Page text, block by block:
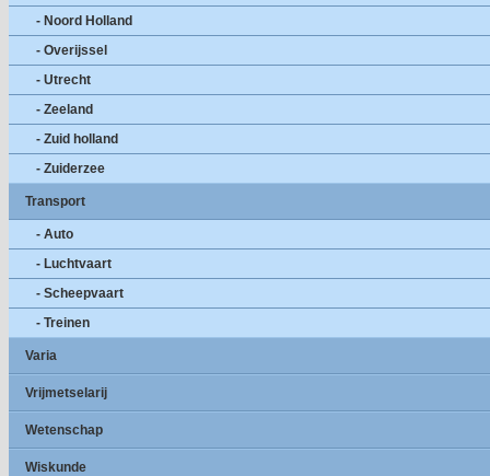
- Noord Holland
- Overijssel
- Utrecht
- Zeeland
- Zuid holland
- Zuiderzee
Transport
- Auto
- Luchtvaart
- Scheepvaart
- Treinen
Varia
Vrijmetselarij
Wetenschap
Wiskunde